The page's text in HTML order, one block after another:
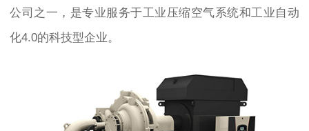
公司之一，是专业服务于工业压缩空气系统和工业自动
化4.0的科技型企业。